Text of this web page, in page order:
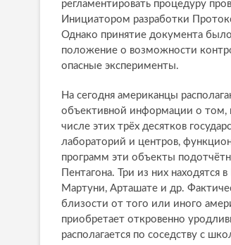
регламентировать процедуру
Инициатором разработки
Однако принятие документа
положение о возможности
опасные эксперименты.
На сегодня американцы
объективной информации о том,
числе этих трёх десятков
лабораторий и центров,
программ эти объекты
Пентагона. Три из них
Мартуни, Арташате и др.
близости от того или иного
приобретает откровенно
располагается по соседству с